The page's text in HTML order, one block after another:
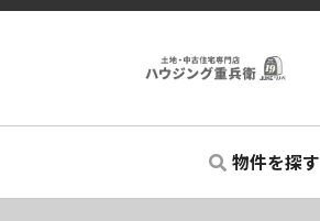
物件を探す
中古一戸建て
中古マンション
土地
新築一戸建て